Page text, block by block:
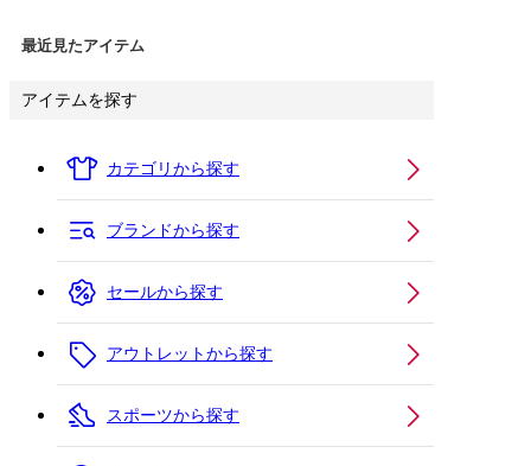
最近見たアイテム
アイテムを探す
カテゴリから探す
ブランドから探す
セールから探す
アウトレットから探す
スポーツから探す